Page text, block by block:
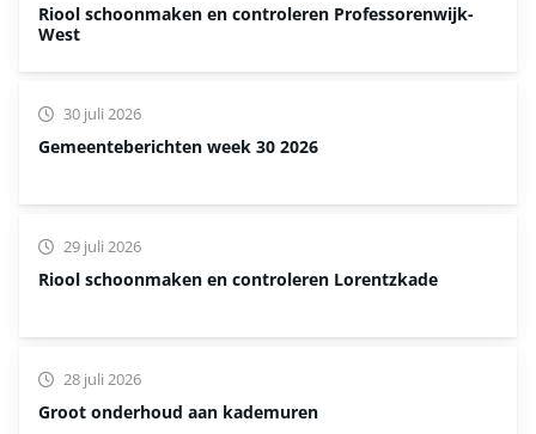
Riool schoonmaken en controleren Professorenwijk-
West
Gemeenteberichten week 30 2026
30 juli 2026
Riool schoonmaken en controleren Lorentzkade
29 juli 2026
Groot onderhoud aan kademuren
28 juli 2026